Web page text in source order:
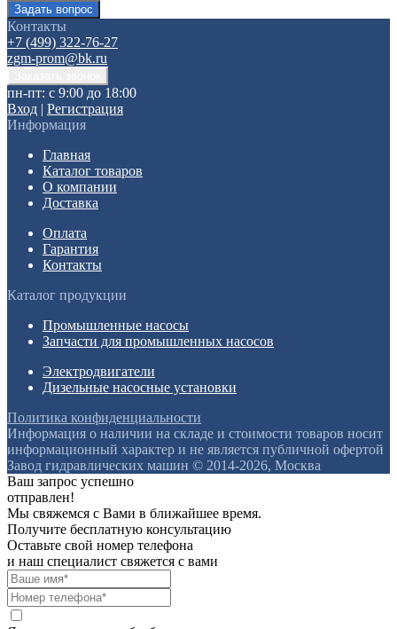
Контакты
+7 (499) 322-76-27
zgm-prom@bk.ru
пн-пт: с 9:00 до 18:00
Вход | Регистрация
Информация
Главная
Каталог товаров
О компании
Доставка
Оплата
Гарантия
Контакты
Каталог продукции
Промышленные насосы
Запчасти для промышленных насосов
Электродвигатели
Дизельные насосные установки
Политика конфиденциальности
Информация о наличии на складе и стоимости товаров носит
информационный характер и не является публичной офертой
Завод гидравлических машин © 2014-2026, Москва
Ваш запрос успешно
отправлен!
Мы свяжемся с Вами в ближайшее время.
Получите бесплатную консультацию
Оставьте свой номер телефона
и наш специалист свяжется с вами